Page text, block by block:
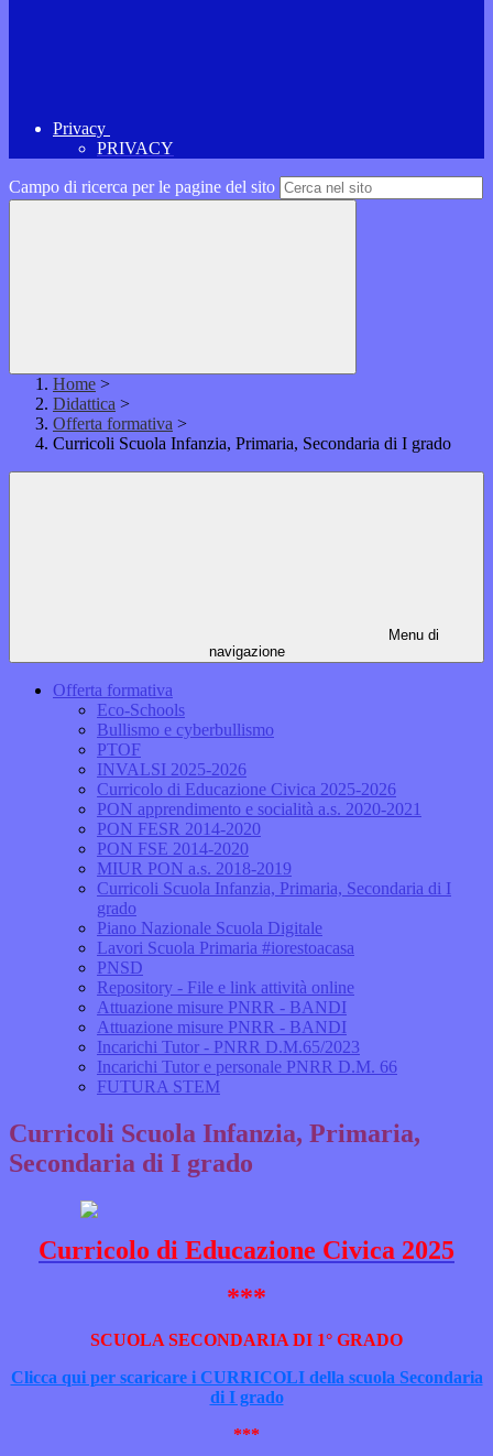
Privacy
PRIVACY
Campo di ricerca per le pagine del sito
Home >
Didattica >
Offerta formativa >
Curricoli Scuola Infanzia, Primaria, Secondaria di I grado
Menu di
navigazione
Offerta formativa
Eco-Schools
Bullismo e cyberbullismo
PTOF
INVALSI 2025-2026
Curricolo di Educazione Civica 2025-2026
PON apprendimento e socialità a.s. 2020-2021
PON FESR 2014-2020
PON FSE 2014-2020
MIUR PON a.s. 2018-2019
Curricoli Scuola Infanzia, Primaria, Secondaria di I
grado
Piano Nazionale Scuola Digitale
Lavori Scuola Primaria #iorestoacasa
PNSD
Repository - File e link attività online
Attuazione misure PNRR - BANDI
Attuazione misure PNRR - BANDI
Incarichi Tutor - PNRR D.M.65/2023
Incarichi Tutor e personale PNRR D.M. 66
FUTURA STEM
Curricoli Scuola Infanzia, Primaria,
Secondaria di I grado
Curricolo di Educazione Civica 2025
***
SCUOLA SECONDARIA DI 1° GRADO
Clicca qui per scaricare i CURRICOLI della scuola Secondaria
di I grado
***